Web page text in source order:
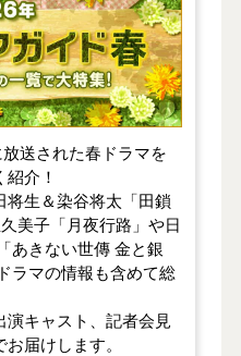
送された春ドラマを
介！
生＆染谷将太「田鎖
美子「月夜行路」や日
あきない世傳 金と銀
ラマの情報も含めて総
キャスト、記者会見
届けします。